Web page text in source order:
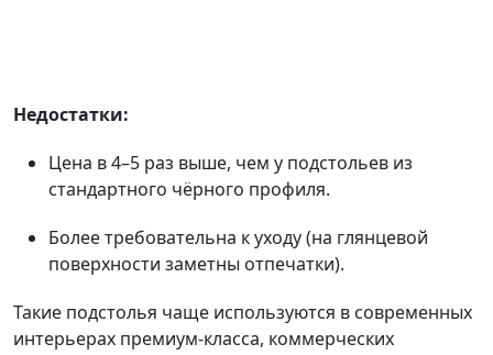
Недостатки:
Цена в 4–5 раз выше, чем у подстольев из
стандартного чёрного профиля.
Более требовательна к уходу (на глянцевой
поверхности заметны отпечатки).
Такие подстолья чаще используются в современных
интерьерах премиум-класса, коммерческих